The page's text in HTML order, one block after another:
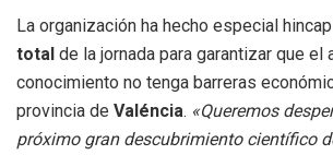
La organización ha hecho especial
total de la jornada para garantizar que el
conocimiento no tenga barreras
provincia de Valéncia. «Queremos
próximo gran descubrimiento científico